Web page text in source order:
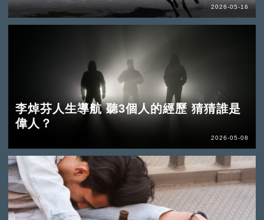
2026-05-16
李焯芬人生導航 聽3個人的經歷 猜猜誰是
偉人？
2026-05-08